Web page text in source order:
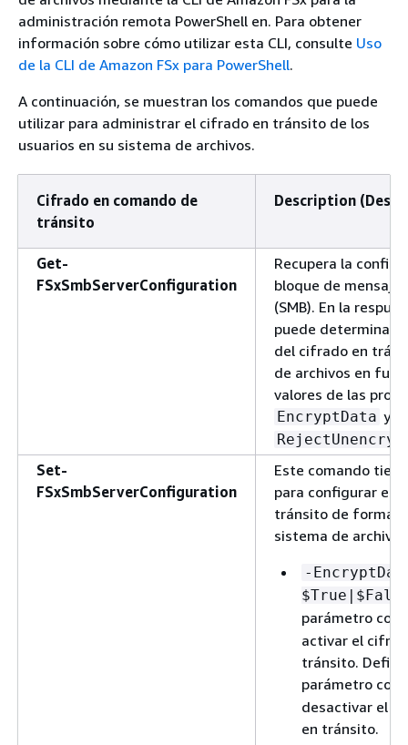
administración remota PowerShell en. Para obtener
información sobre cómo utilizar esta CLI, consulte Uso
de la CLI de Amazon FSx para PowerShell.
A continuación, se muestran los comandos que puede
utilizar para administrar el cifrado en tránsito de los
usuarios en su sistema de archivos.
Cifrado en comando de
tránsito
Description
Get-
FSxSmbServerConfiguration
Recupera la
bloque de
(SMB). En la
puede determinar
del cifrado en
de archivos en
valores de las
EncryptData y
Set-
FSxSmbServerConfiguration
Este comando
para configurar el
tránsito de forma
sistema de
-
parámetro
activar el
tránsito.
parámetro
desactivar el
en tránsito.